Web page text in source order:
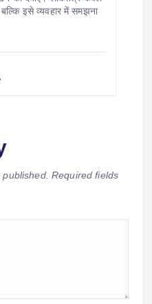
इसे व्यवहार में समझना
Required fields